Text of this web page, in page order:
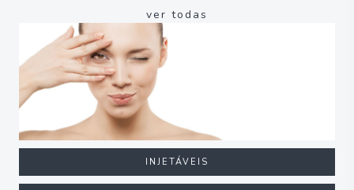
ver todas
INJETÁVEIS